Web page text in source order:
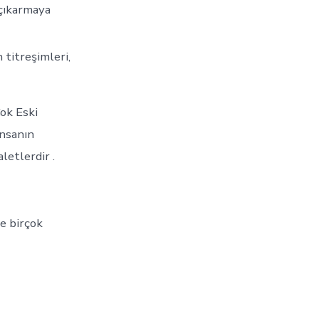
titreşimleri,
Eski
.
birçok